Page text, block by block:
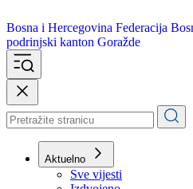
Bosna i Hercegovina
podrinjski kanton Goražde